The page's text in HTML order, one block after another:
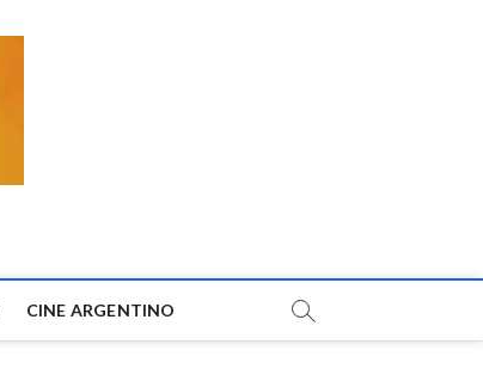
CINE ARGENTINO